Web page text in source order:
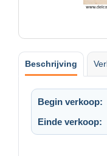
Beschrijving
Begin verkoop:
Einde verkoop: